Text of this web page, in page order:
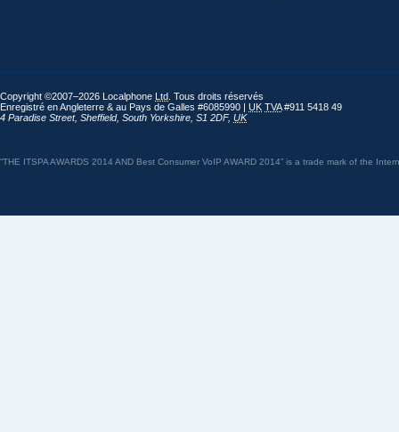
Copyright ©2007–2026 Localphone Ltd . Tous droits réservés
Enregistré en Angleterre & au Pays de Galles #6085990 | UK TVA#911 5418 49
4 Paradise Street, Sheffield, South Yorkshire S1 2DF, UK
“THE ITSPA AWARDS 2014 AND Best Consumer VoIP AWARD 2014” is a trade mark of the